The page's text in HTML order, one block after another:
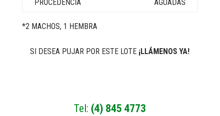
AGUADAS
*2 MACHOS, 1 HEMBRA
SI DESEA PUJAR POR ESTE LOTE ¡LLÁMENOS YA!
Tel: (4) 845 4773